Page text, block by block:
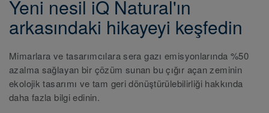
Yeni nesil iQ Natural'ın
arkasındaki hikayeyi keşfedin
Mimarlara ve tasarımcılara sera gazı emisyonlarında %50
azalma sağlayan bir çözüm sunan bu çığır açan zeminin
ekolojik tasarımı ve tam geri dönüştürülebilirliği hakkında
daha fazla bilgi edinin.